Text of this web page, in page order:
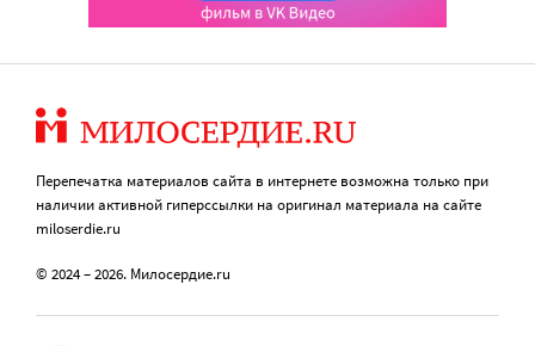
Перепечатка материалов сайта в интернете возможна только при
наличии активной гиперссылки на оригинал материала на сайте
miloserdie.ru
© 2024 – 2026. Милосердие.ru